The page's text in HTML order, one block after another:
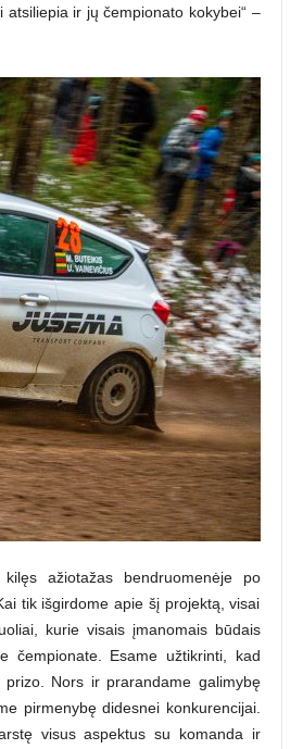
ir jų čempionato kokybei“ –
ažiotažas bendruomenėje po
tik išgirdome apie šį projektą, visai
kurie visais įmanomais būdais
čempionate. Esame užtikrinti, kad
Nors ir prarandame galimybę
pirmenybę didesnei konkurencijai.
visus aspektus su komanda ir